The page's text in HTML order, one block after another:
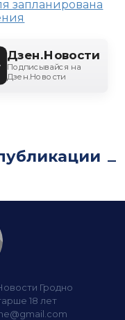
запланирована
Дзен.Новости
Подписывайся на
Дзен.Новости
Гродно
18 лет